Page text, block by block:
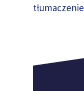
tłumaczenie